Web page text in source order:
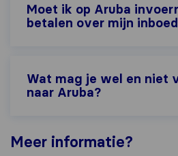
Moet ik op Aruba
betalen over mijn
Wat mag je wel en niet
naar Aruba?
Meer informatie?